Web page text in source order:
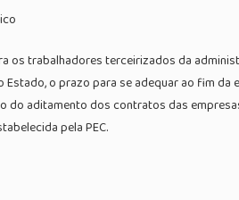
os trabalhadores terceirizados da
o prazo para se adequar ao fim
do aditamento dos contratos das
pela PEC.